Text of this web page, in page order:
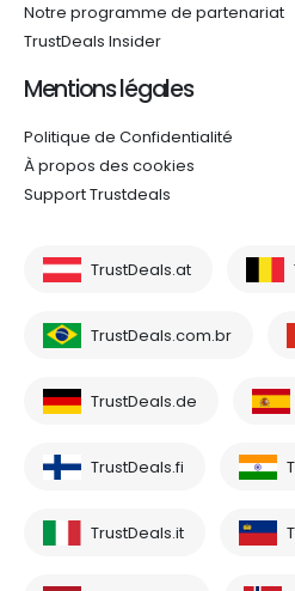
Notre programme de partenariat
TrustDeals Insider
Mentions légales
Politique de Confidentialité
À propos des cookies
Support Trustdeals
TrustDeals.at
TrustDeals.com.br
TrustDeals.de
TrustDeals.fi
TrustDeals.it